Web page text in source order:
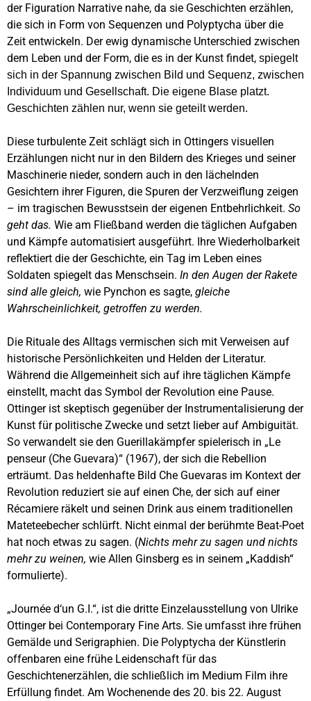
der Figuration Narrative nahe, da sie Geschichten erzählen,
die sich in Form von Sequenzen und Polyptycha über die
Zeit entwickeln. Der ewig dynamische Unterschied zwischen
dem Leben und der Form, die es in der Kunst findet, spiegelt
sich in der Spannung zwischen Bild und Sequenz, zwischen
Individuum und Gesellschaft. Die eigene Blase platzt.
Geschichten zählen nur, wenn sie geteilt werden.
Diese turbulente Zeit schlägt sich in Ottingers visuellen
Erzählungen nicht nur in den Bildern des Krieges und seiner
Maschinerie nieder, sondern auch in den lächelnden
Gesichtern ihrer Figuren, die Spuren der Verzweiflung zeigen
– im tragischen Bewusstsein der eigenen Entbehrlichkeit. So
geht das. Wie am Fließband werden die täglichen Aufgaben
und Kämpfe automatisiert ausgeführt. Ihre Wiederholbarkeit
reflektiert die der Geschichte, ein Tag im Leben eines
Soldaten spiegelt das Menschsein. In den Augen der Rakete
sind alle gleich, wie Pynchon es sagte, gleiche
Wahrscheinlichkeit, getroffen zu werden.
Die Rituale des Alltags vermischen sich mit Verweisen auf
historische Persönlichkeiten und Helden der Literatur.
Während die Allgemeinheit sich auf ihre täglichen Kämpfe
einstellt, macht das Symbol der Revolution eine Pause.
Ottinger ist skeptisch gegenüber der Instrumentalisierung der
Kunst für politische Zwecke und setzt lieber auf Ambiguität.
So verwandelt sie den Guerillakämpfer spielerisch in „Le
penseur (Che Guevara)“ (1967), der sich die Rebellion
erträumt. Das heldenhafte Bild Che Guevaras im Kontext der
Revolution reduziert sie auf einen Che, der sich auf einer
Récamiere räkelt und seinen Drink aus einem traditionellen
Mateteebecher schlürft. Nicht einmal der berühmte Beat-Poet
hat noch etwas zu sagen. (Nichts mehr zu sagen und nichts
mehr zu weinen, wie Allen Ginsberg es in seinem „Kaddish“
formulierte).
„Journée d‘un G.I.“, ist die dritte Einzelausstellung von Ulrike
Ottinger bei Contemporary Fine Arts. Sie umfasst ihre frühen
Gemälde und Serigraphien. Die Polyptycha der Künstlerin
offenbaren eine frühe Leidenschaft für das
Geschichtenerzählen, die schließlich im Medium Film ihre
Erfüllung findet. Am Wochenende des 20. bis 22. August